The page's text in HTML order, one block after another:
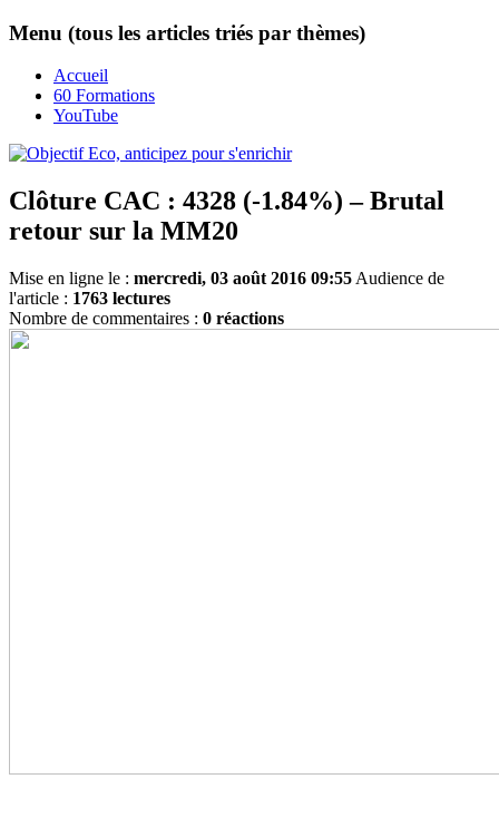
Menu (tous les articles triés par thèmes)
Accueil
60 Formations
YouTube
Clôture CAC : 4328 (-1.84%) – Brutal
retour sur la MM20
Mise en ligne le : mercredi, 03 août 2016 09:55 Audience de
l'article : 1763 lectures
Nombre de commentaires : 0 réactions